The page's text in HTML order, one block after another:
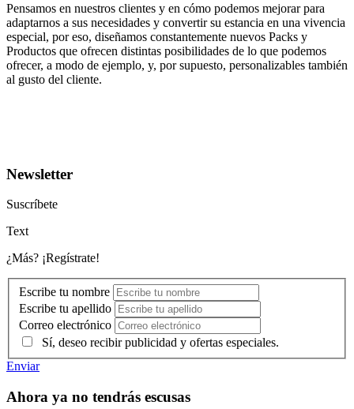
Pensamos en nuestros clientes y en cómo podemos mejorar para
adaptarnos a sus necesidades y convertir su estancia en una vivencia
especial, por eso, diseñamos constantemente nuevos Packs y
Productos que ofrecen distintas posibilidades de lo que podemos
ofrecer, a modo de ejemplo, y, por supuesto, personalizables también
al gusto del cliente.
Newsletter
Suscríbete
Text
¿Más? ¡Regístrate!
Escribe tu nombre
Escribe tu apellido
Correo electrónico
Sí, deseo recibir publicidad y ofertas especiales.
Enviar
Ahora ya no tendrás escusas